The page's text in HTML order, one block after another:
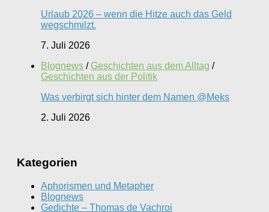
Urlaub 2026 – wenn die Hitze auch das Geld
wegschmilzt.
7. Juli 2026
Blognews / Geschichten aus dem Alltag /
Geschichten aus der Politik
Was verbirgt sich hinter dem Namen @Meks
2. Juli 2026
Kategorien
Aphorismen und Metapher
Blognews
Gedichte – Thomas de Vachroi